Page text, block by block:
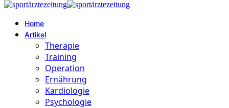
Home
Artikel
Therapie
Training
Operation
Ernährung
Kardiologie
Psychologie